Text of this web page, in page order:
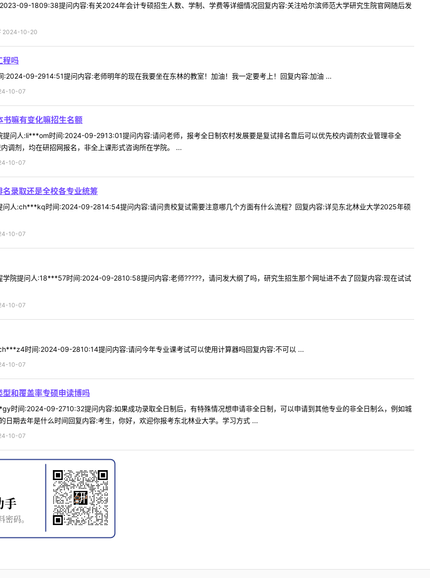
09-1809:38提问内容:有关2024年会计专硕招生人数、学制、学费等详细情况回复内容:关注哈尔滨师范大学研究生院官网随后发
2024-10-20
程吗
09-2914:51提问内容:老师明年的现在我要坐在东林的教室！加油！我一定要考上！回复内容:加油 ...
10-07
嘛有变化嘛招生名额
提问人:li***om时间:2024-09-2913:01提问内容:请问老师，报考全日制农村发展要是复试排名靠后可以优先校内调剂农业管理非全
调剂，均在研招网报名，非全上课形式咨询所在学院。 ...
10-07
录取还是全校各专业统筹
问人:ch***kq时间:2024-09-2814:54提问内容:请问贵校复试需要注意哪几个方面有什么流程？回复内容:详见东北林业大学2025年硕
10-07
学院提问人:18***57时间:2024-09-2810:58提问内容:老师?????，请问发大纲了吗，研究生招生那个网址进不去了回复内容:现在试试
10-07
时间:2024-09-2810:14提问内容:请问今年专业课考试可以使用计算器吗回复内容:不可以 ...
10-07
和覆盖率专硕申读博吗
时间:2024-09-2710:32提问内容:如果成功录取全日制后，有特殊情况想申请非全日制，可以申请到其他专业的非全日制么，例如城
日期去年是什么时间回复内容:考生，你好，欢迎你报考东北林业大学。学习方式 ...
10-07